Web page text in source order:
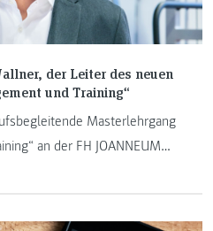
der Leiter des neuen
und Training“
Masterlehrgang
an der FH JOANNEUM
ihn. Im Gespräch erzählt er,